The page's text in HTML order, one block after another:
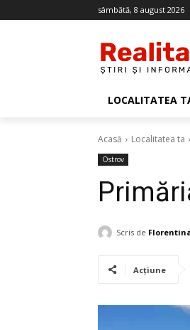
sâmbătă, 8 august 2026
LOCALITATEA
Acasă Localitatea ta
Ostrov
Scris de
Acțiune